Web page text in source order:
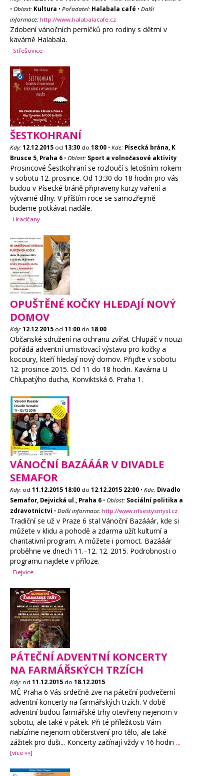
• Oblast: Kultura • Pořadatel: Halabala café • Další
informace: http://www.halabalacafe.cz
Zdobení vánočních perníčků pro rodiny s dětmi v
kavárně Halabala.
Střešovice
ŠESTKOHRANÍ
Kdy: 12.12.2015 od 13:30 do 18:00 • Kde: Písecká brána, K
Brusce 5, Praha 6 • Oblast: Sport a volnočasové aktivity
Prosincové Šestkohraní se rozloučí s letošním rokem
v sobotu 12. prosince. Od 13:30 do 18 hodin pro vás
budou v Písecké bráně připraveny kurzy vaření a
výtvarné dílny. V příštím roce se samozřejmě
budeme potkávat nadále.
Hradčany
OPUŠTĚNÉ KOČKY HLEDAJÍ NOVÝ
DOMOV
Kdy: 12.12.2015 od 11:00 do 18:00
Občanské sdružení na ochranu zvířat Chlupáč v nouzi
pořádá adventní umisťovací výstavu pro kočky a
kocoury, kteří hledají nový domov. Přijďte v sobotu
12. prosince 2015. Od 11 do 18 hodin. Kavárna U
Chlupatýho ducha, Konviktská 6. Praha 1.
VÁNOČNÍ BAZÁÁÁR V DIVADLE
SEMAFOR
Kdy: od 11.12.2015 18:00 do 12.12.2015 22:00 • Kde: Divadlo
Semafor, Dejvická ul., Praha 6 • Oblast: Sociální politika a
zdravotnictvi • Další informace: http://www.nfsestysmysl.cz
Tradiční se už v Praze 6 stal Vánoční Bazááár, kde si
můžete v klidu a pohodě a zdarma užít kulturní a
charitativní program. A můžete i pomoct. Bazááár
proběhne ve dnech 11.–12. 12. 2015. Podrobnosti o
programu najdete v příloze.
Dejvice
PÁTEČNÍ ADVENTNÍ KONCERTY
NA FARMÁŘSKÝCH TRZÍCH
Kdy: od 11.12.2015 do 18.12.2015
MČ Praha 6 Vás srdečně zve na páteční podvečerní
adventní koncerty na farmářských trzích. V době
adventní budou farmářské trhy otevřeny nejenom v
sobotu, ale také v pátek. Při té příležitosti Vám
nabízíme nejenom občerstvení pro tělo, ale také
zážitek pro duši... Koncerty začínají vždy v 16 hodin ...
[více »»]